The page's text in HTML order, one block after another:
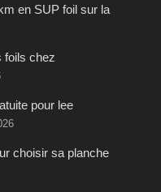
en SUP foil sur la
foils chez
pour lee
choisir sa planche